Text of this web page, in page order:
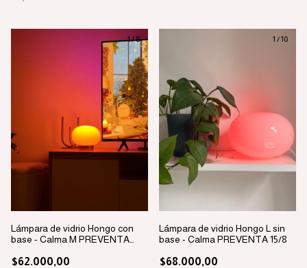
1/8
Lámpara de vidrio Hongo con
base - Calma M PREVENTA
$62.000,00
1 /10
Lámpara de vidrio Hongo L sin
base - Calma PREVENTA 15/8
$68.000,00